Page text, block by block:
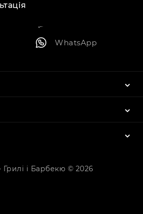
WhatsApp
Грилі і Барбекю © 2026